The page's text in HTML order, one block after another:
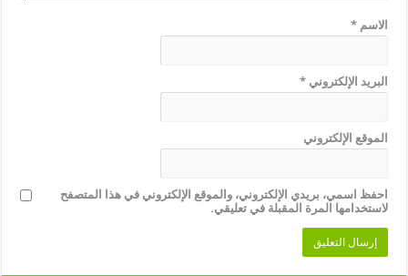
الاسم*
البريد الإلكتروني*
الموقع الإلكتروني
احفظ اسمي، بريدي الإلكتروني، والموقع الإلكتروني في هذا المتصفح
لاستخدامها المرة المقبلة في تعليقي.